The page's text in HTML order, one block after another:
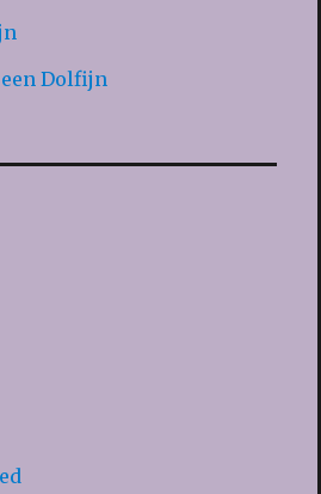
Dolfijn